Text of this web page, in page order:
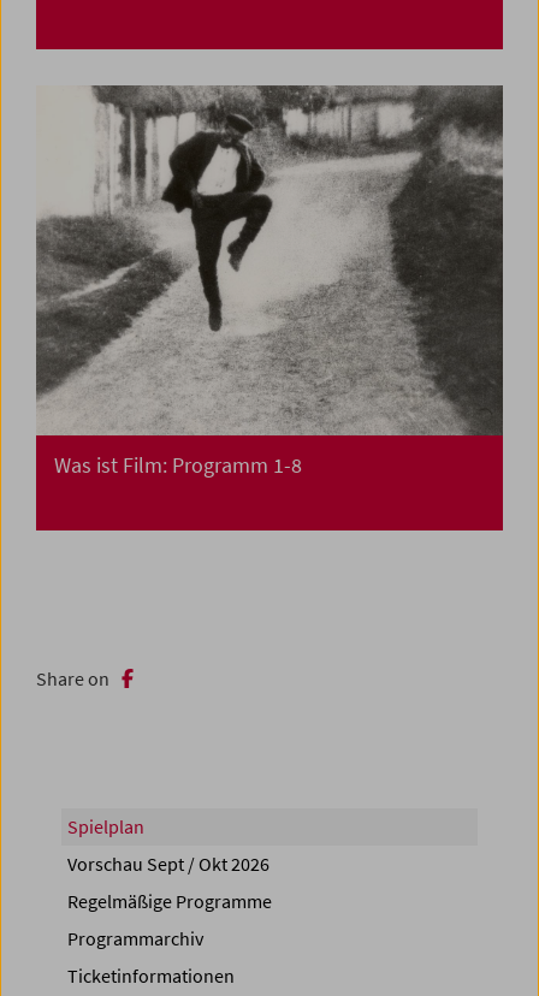
Was ist Film: Programm 1-8
Share on
Spielplan
Vorschau Sept / Okt 2026
Regelmäßige Programme
Programmarchiv
Ticketinformationen